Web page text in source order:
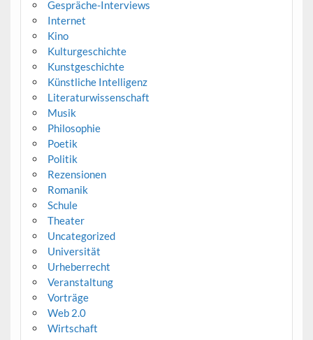
Gespräche-Interviews
Internet
Kino
Kulturgeschichte
Kunstgeschichte
Künstliche Intelligenz
Literaturwissenschaft
Musik
Philosophie
Poetik
Politik
Rezensionen
Romanik
Schule
Theater
Uncategorized
Universität
Urheberrecht
Veranstaltung
Vorträge
Web 2.0
Wirtschaft